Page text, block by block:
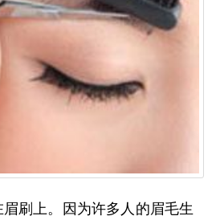
刷上。因为许多人的眉毛生